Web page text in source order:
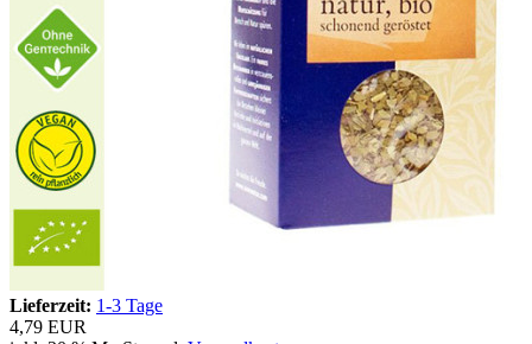
Lieferzeit: 1-3 Tage
4,79 EUR